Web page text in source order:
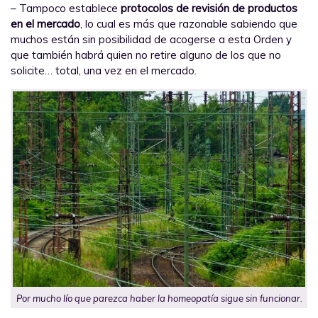
– Tampoco establece protocolos de revisión de productos
en el mercado , lo cual es más que razonable sabiendo que
muchos están sin posibilidad de acogerse a esta Orden y
que también habrá quien no retire alguno de los que no
solicite… total, una vez en el mercado.
Por mucho lío que parezca haber la homeopatía sigue sin funcionar.